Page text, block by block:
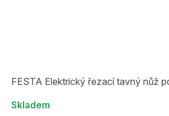
FESTA Elektrický řezací tavný nůž
Skladem